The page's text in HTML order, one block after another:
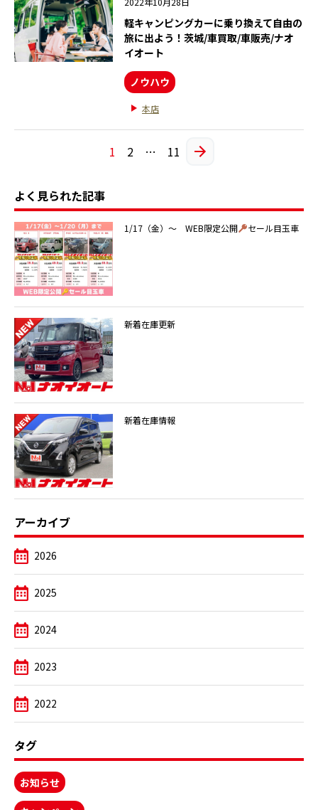
軽キャンピングカーに乗り換えて自由の
旅に出よう！茨城/車買取/車販売/ナオ
イオート
ノウハウ
本店
1 2 … 11
よく見られた記事
1/17（金）～ WEB限定公開 セール目玉車
新着在庫更新
新着在庫情報
アーカイブ
2026
2025
2024
2023
2022
タグ
お知らせ